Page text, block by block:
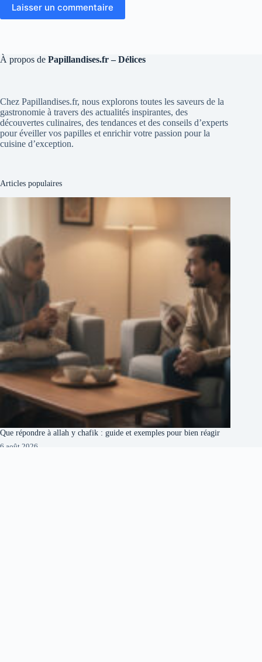
Laisser un commentaire
À propos de Papillandises.fr – Délices
Chez Papillandises.fr, nous explorons toutes les saveurs de la
gastronomie à travers des actualités inspirantes, des
découvertes culinaires, des tendances et des conseils d’experts
pour éveiller vos papilles et enrichir votre passion pour la
cuisine d’exception.
Articles populaires
Que répondre à allah y chafik : guide et exemples pour bien réagir
6 août 2026